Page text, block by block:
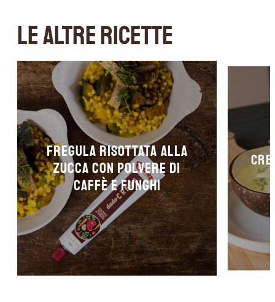
LE ALTRE RICETTE
Fregula risottata alla
zucca con polvere di
caffè e funghi